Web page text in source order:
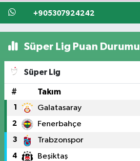
+905307924242
Süper Lig Puan Durumu
Süper Lig
# Takım
1 Galatasaray
2 Fenerbahçe
3 Trabzonspor
4 Beşiktaş